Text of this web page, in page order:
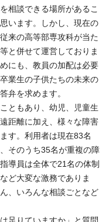
相談できる場所があるこ
います。しかし、現在の
来の高等部専攻科が当た
と併せて運営しておりま
にも、教員の加配は必要
業生の子供たちの未来の
弁を求めます。
ともあり、幼児、児童生
距離に加え、様々な障害
す。利用者は現在83名
そのうち35名が重複の障
導員は全体で21名の体制
ど大変な激務でありま
、いろんな相談ごとなど